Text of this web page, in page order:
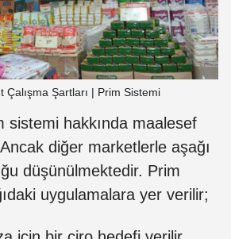
Çalışma Şartları | Prim Sistemi
sistemi hakkında maalesef
diğer marketlerle aşağı
düşünülmektedir. Prim
uygulamalara yer verilir;